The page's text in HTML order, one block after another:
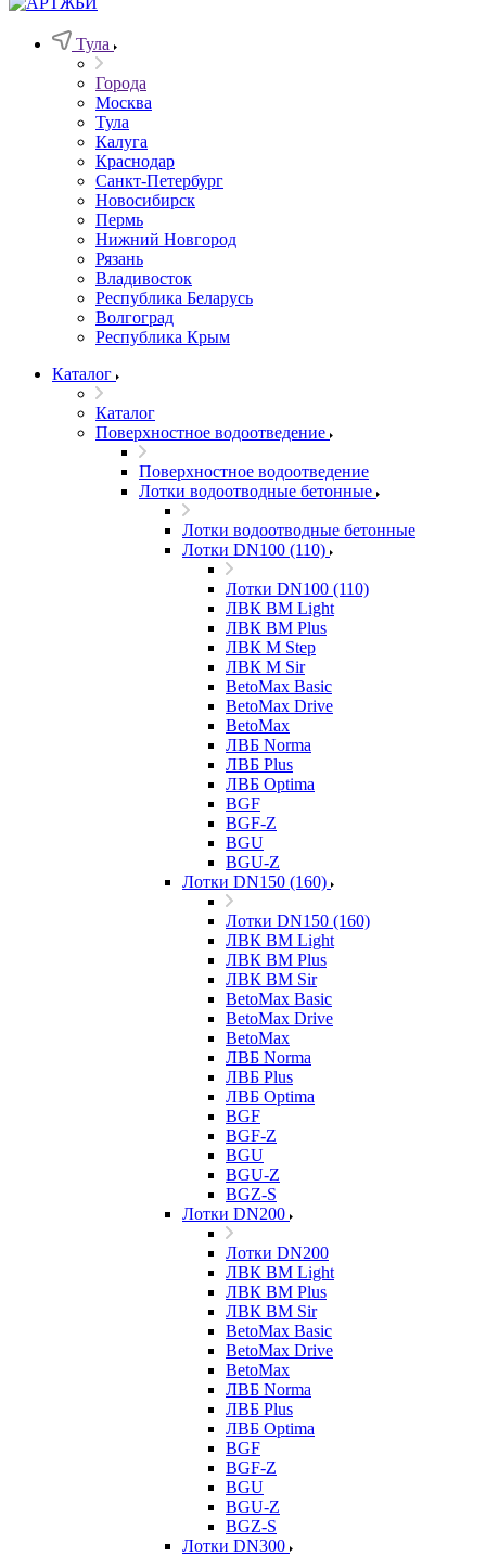
Тула
Города
Москва
Тула
Калуга
Краснодар
Санкт-Петербург
Новосибирск
Пермь
Нижний Новгород
Рязань
Владивосток
Республика Беларусь
Волгоград
Республика Крым
Каталог
Каталог
Поверхностное водоотведение
Поверхностное водоотведение
Лотки водоотводные бетонные
Лотки водоотводные бетонные
Лотки DN100 (110)
Лотки DN100 (110)
ЛВК ВМ Light
ЛВК ВМ Plus
ЛВК М Step
ЛВК М Sir
BetoMax Basic
BetoMax Drive
BetoMax
ЛВБ Norma
ЛВБ Plus
ЛВБ Optima
BGF
BGF-Z
BGU
BGU-Z
Лотки DN150 (160)
Лотки DN150 (160)
ЛВК ВМ Light
ЛВК ВМ Plus
ЛВК ВМ Sir
BetoMax Basic
BetoMax Drive
BetoMax
ЛВБ Norma
ЛВБ Plus
ЛВБ Optima
BGF
BGF-Z
BGU
BGU-Z
BGZ-S
Лотки DN200
Лотки DN200
ЛВК ВМ Light
ЛВК ВМ Plus
ЛВК ВМ Sir
BetoMax Basic
BetoMax Drive
BetoMax
ЛВБ Norma
ЛВБ Plus
ЛВБ Optima
BGF
BGF-Z
BGU
BGU-Z
BGZ-S
Лотки DN300